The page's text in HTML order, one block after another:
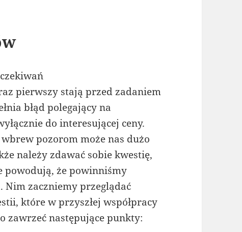
pierwszy stają przed zadaniem
błąd polegający na
do interesującej ceny.
pozorom może nas dużo
należy zdawać sobie kwestię,
powodują, że powinniśmy
Nim zaczniemy przeglądać
które w przyszłej współpracy
zawrzeć następujące punkty: